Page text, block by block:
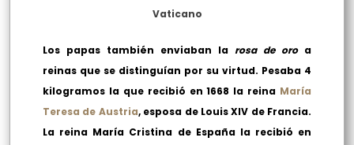
Vaticano
Los papas también enviaban la rosa de oroa
reinas que se distinguían por su virtud. Pesaba 4
kilogramos la que recibió en 1668 la reina María
Teresa de Austria, esposa de Louis XIV de Francia.
La reina María Cristina de España la recibió en